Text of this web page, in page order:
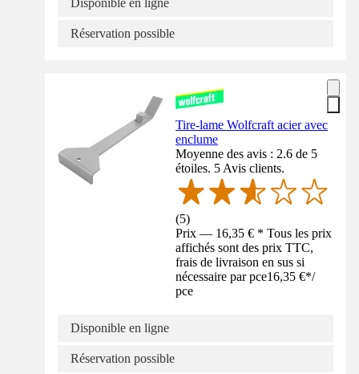
Disponible en ligne
Réservation possible
Tire-lame Wolfcraft acier avec
enclume
Moyenne des avis : 2.6 de 5
étoiles. 5 Avis clients.
(5)
Prix — 16,35 € * Tous les prix
affichés sont des prix TTC,
frais de livraison en sus si
nécessaire par pce16,35 €*/
pce
Disponible en ligne
Réservation possible